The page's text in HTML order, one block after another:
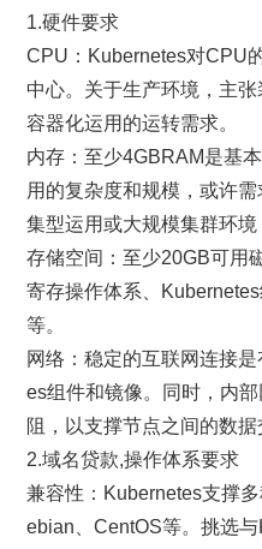
1.硬件要求
CPU：Kubernetes对CPU
中心。关于生产环境，主
容器化运用的运转需求。
内存：至少4GBRAM是基
用的复杂度和规模，或许
集型运用或大规模集群环境
存储空间：至少20GB可用
寄存操作体系、
等。
网络：稳定的互联网连接
es组件和镜像。同时，内
阻，以支撑节点之间的数据
2.域名贷款,操作体系要求
兼容性：Kubernetes支撑
ebian、CentOS等。挑选